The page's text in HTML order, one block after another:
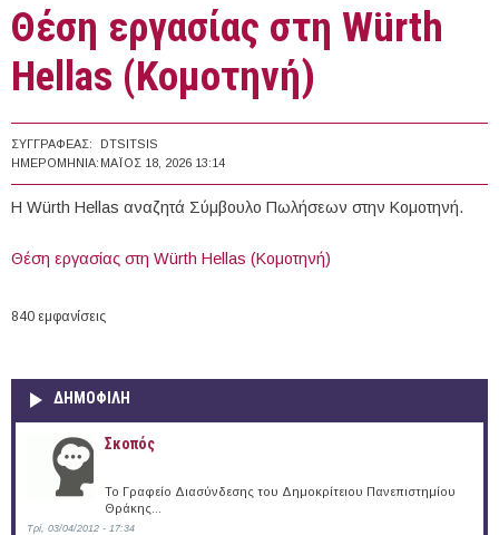
Θέση εργασίας στη Würth
Hellas (Κομοτηνή)
ΣΥΓΓΡΑΦΈΑΣ:
DTSITSIS
ΗΜΕΡΟΜΗΝΊΑ: ΜΆΙΟΣ 18, 2026 13:14
Η Würth Hellas αναζητά Σύμβουλο Πωλήσεων στην Κομοτηνή.
Θέση εργασίας στη Würth Hellas (Κομοτηνή)
840 εμφανίσεις
ΔΗΜΟΦΙΛΗ
Σκοπός
Το Γραφείο Διασύνδεσης του Δημοκρίτειου Πανεπιστημίου
Θράκης...
Τρί, 03/04/2012 - 17:34